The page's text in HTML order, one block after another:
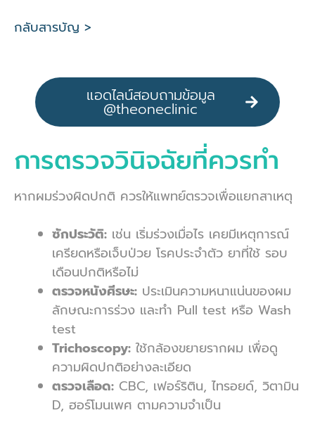
กลับสารบัญ >
แอดไลน์สอบถามข้อมูล
@theoneclinic
การตรวจวินิจฉัยที่ควรทำ
หากผมร่วงผิดปกติ ควรให้แพทย์ตรวจเพื่อแยกสาเหตุ
ซักประวัติ: เช่น เริ่มร่วงเมื่อไร เคยมีเหตุการณ์
เครียดหรือเจ็บป่วย โรคประจำตัว ยาที่ใช้ รอบ
เดือนปกติหรือไม่
ตรวจหนังศีรษะ: ประเมินความหนาแน่นของผม
ลักษณะการร่วง และทำ Pull test หรือ Wash
test
Trichoscopy: ใช้กล้องขยายรากผม เพื่อดู
ความผิดปกติอย่างละเอียด
ตรวจเลือด: CBC, เฟอร์ริติน, ไทรอยด์, วิตามิน
D, ฮอร์โมนเพศ ตามความจำเป็น